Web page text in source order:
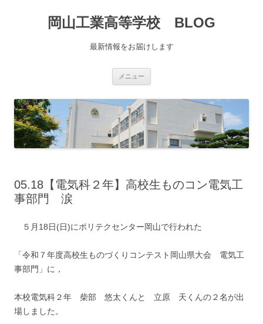
岡山工業高等学校 BLOG
最新情報をお届けします
メニュー
05.18【電気科２年】高校生ものコン電気工
事部門 涙
５月18日(日)にポリテクセンター岡山で行われた
「令和７年度高校生ものづくりコンテスト岡山県大会 電気工
事部門」に，
本校電気科２年 柴部 悠太くんと 立原 天くんの２名が出
場しました。